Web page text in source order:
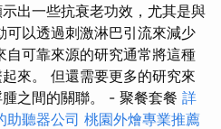
示出一些抗衰老功效，尤其是與
以透過刺激淋巴引流來減少
可靠來源的研究通常將這種
來。 但還需要更多的研究來
之間的關聯。 - 聚餐套餐 詳
助聽器公司 桃園外燴專業推薦